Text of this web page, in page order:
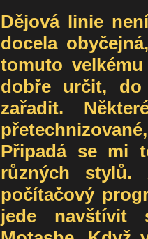
Dějová linie
docela
tomuto
dobře určit,
zařadit.
Připadá se mi
různých
počítačový
jede navštívit